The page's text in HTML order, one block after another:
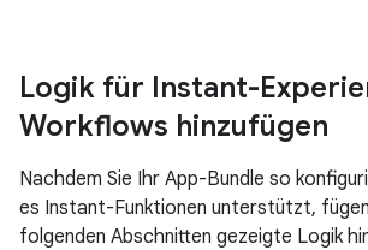
Logik für Instant-
Workflows hinzufügen
Nachdem Sie Ihr App-Bundle so
es Instant-Funktionen unterstützt, fügen
folgenden Abschnitten gezeigte Logik